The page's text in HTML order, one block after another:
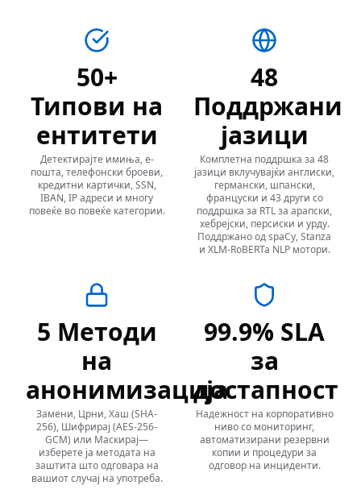
50+
Типови на
ентитети
Детектирајте имиња, е-
пошта, телефонски броеви,
кредитни картички, SSN,
IBAN, IP адреси и многу
повеќе во повеќе категории.
48
Поддржани
јазици
Комплетна поддршка за 48
јазици вклучувајќи англиски,
германски, шпански,
француски и 43 други со
поддршка за RTL за арапски,
хебрејски, персиски и урду.
Поддржано од spaCy, Stanza
и XLM-RoBERTa NLP мотори.
5 Методи
на
анонимизација
Замени, Црни, Хаш (SHA-
256), Шифрирај (AES-256-
GCM) или Маскирај—
изберете ја методата на
заштита што одговара на
вашиот случај на употреба.
99.9% SLA
за
достапност
Надежност на корпоративно
ниво со мониторинг,
автоматизирани резервни
копии и процедури за
одговор на инциденти.